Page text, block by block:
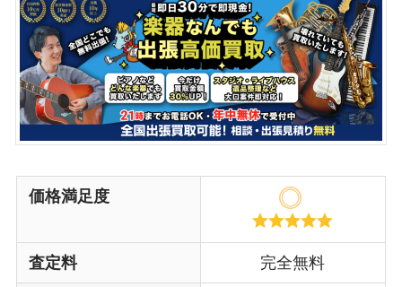
価格満足度
査定料 完全無料